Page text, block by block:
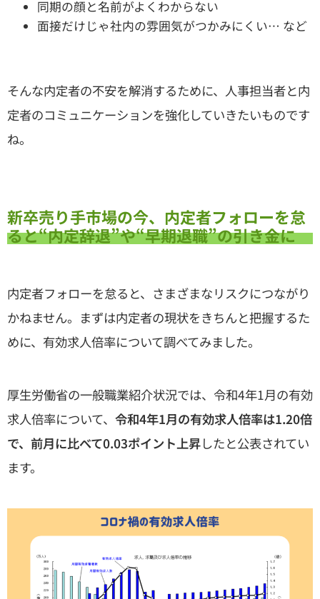
同期の顔と名前がよくわからない
面接だけじゃ社内の雰囲気がつかみにくい… など
そんな内定者の不安を解消するために、人事担当者と内
定者のコミュニケーションを強化していきたいものです
ね。
新卒売り手市場の今、内定者フォローを怠
ると“内定辞退”や“早期退職”の引き金に
内定者フォローを怠ると、さまざまなリスクにつながり
かねません。まずは内定者の現状をきちんと把握するた
めに、有効求人倍率について調べてみました。
厚生労働省の一般職業紹介状況では、令和4年1月の有効
求人倍率について、 令和4年1月の有効求人倍率は1.20倍
で、前月に比べて0.03ポイント上昇したと公表されてい
ます。